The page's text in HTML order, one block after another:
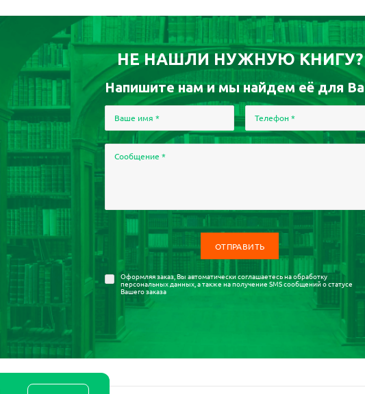
НЕ НАШЛИ НУЖНУЮ КНИГУ?
Напишите нам и мы найдем её для
Ваше имя * Телефон *
Сообщение *
Оформляя заказ, Вы автоматически соглашаетесь наобработку
персональных данных, а также на получение SMS сообщений о статусе
Вашего заказа